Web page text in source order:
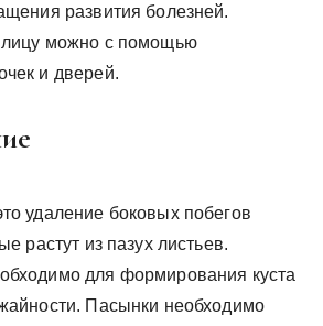
развития болезней.
можно с помощью
и дверей.
удаление боковых побегов
растут из пазух листьев.
для формирования куста
Пасынки необходимо